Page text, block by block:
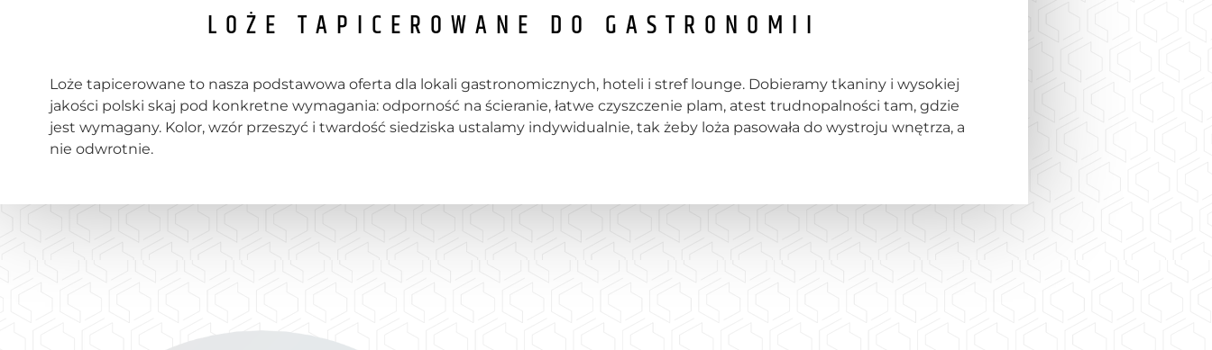
LOŻE TAPICEROWANE DO GASTRONOMII
Loże tapicerowane to nasza podstawowa oferta dla lokali gastronomicznych, hoteli i stref lounge. Dobieramy tkaniny i wysokiej
jakości polski skaj pod konkretne wymagania: odporność na ścieranie, łatwe czyszczenie plam, atest trudnopalności tam, gdzie
jest wymagany. Kolor, wzór przeszyć i twardość siedziska ustalamy indywidualnie, tak żeby loża pasowała do wystroju wnętrza, a
nie odwrotnie.